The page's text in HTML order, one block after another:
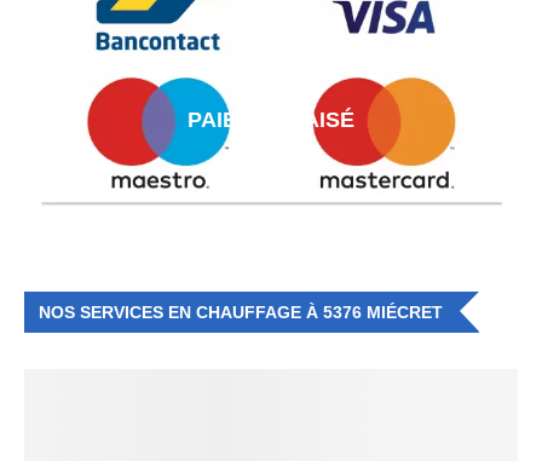
PAIEMENT AISÉ
NOS SERVICES EN CHAUFFAGE À 5376 MIÉCRET